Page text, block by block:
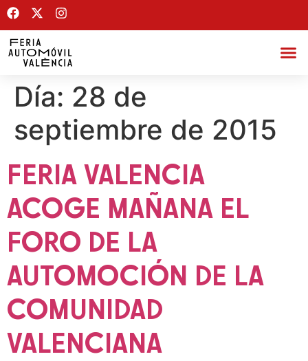
Día: 28 de
septiembre de 2015
FERIA VALENCIA
ACOGE MAÑANA EL
FORO DE LA
AUTOMOCIÓN DE LA
COMUNIDAD
VALENCIANA